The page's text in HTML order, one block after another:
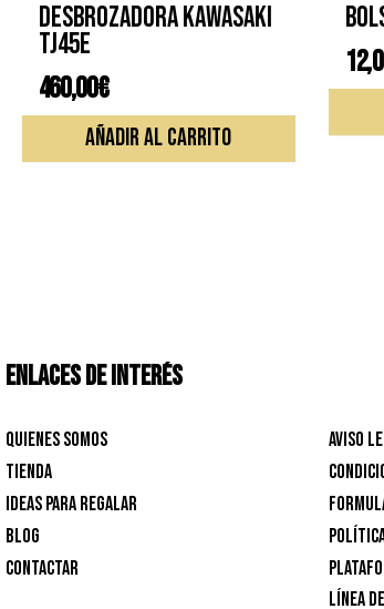
Desbrozadora KAWASAKI
TJ45E
460,00€
AÑADIR AL CARRITO
ENLACES DE INTERÉS
Quienes Somos
Tienda
Ideas para Regalar
Blog
Contactar
Aviso
línea